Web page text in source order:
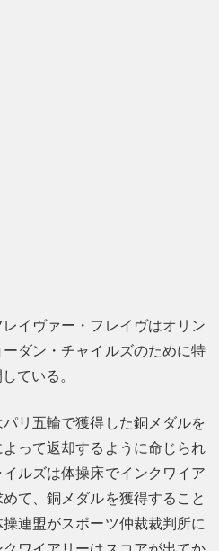
イヴァー・フレイヴはオリン
ダン・チャイルズのために特
ている。
リ五輪で獲得した銅メダルを
って返却するように命じられ
ルズは体操床でインクワイア
て、銅メダルを獲得すること
連盟がスポーツ仲裁裁判所に